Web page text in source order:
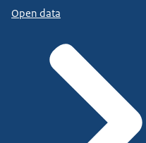
Open data